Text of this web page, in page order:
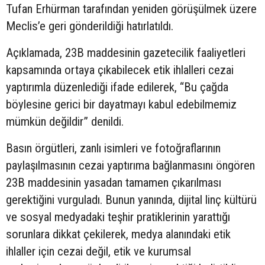
Tufan Erhürman tarafından yeniden görüşülmek üzere
Meclis’e geri gönderildiği hatırlatıldı.
Açıklamada, 23B maddesinin gazetecilik faaliyetleri
kapsamında ortaya çıkabilecek etik ihlalleri cezai
yaptırımla düzenlediği ifade edilerek, “Bu çağda
böylesine gerici bir dayatmayı kabul edebilmemiz
mümkün değildir” denildi.
Basın örgütleri, zanlı isimleri ve fotoğraflarının
paylaşılmasının cezai yaptırıma bağlanmasını öngören
23B maddesinin yasadan tamamen çıkarılması
gerektiğini vurguladı. Bunun yanında, dijital linç kültürü
ve sosyal medyadaki teşhir pratiklerinin yarattığı
sorunlara dikkat çekilerek, medya alanındaki etik
ihlaller için cezai değil, etik ve kurumsal